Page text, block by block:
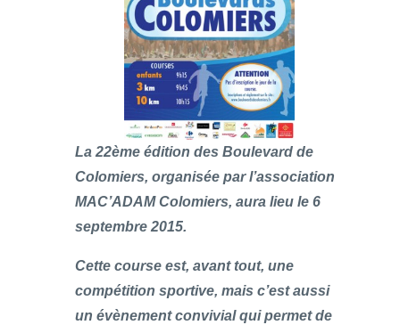
La 22ème édition des Boulevard de
Colomiers, organisée par l’association
MAC’ADAM Colomiers, aura lieu le 6
septembre 2015.
Cette course est, avant tout, une
compétition sportive, mais c’est aussi
un évènement convivial qui permet de